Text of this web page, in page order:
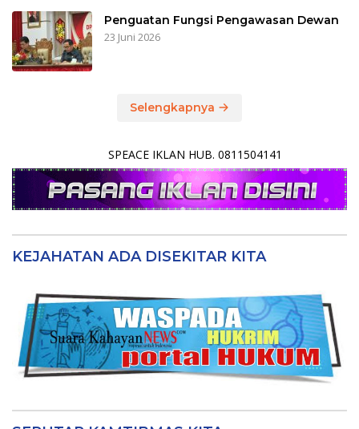
Penguatan Fungsi Pengawasan Dewan
23 Juni 2026
Selengkapnya
SPEACE IKLAN HUB. 0811504141
KEJAHATAN ADA DISEKITAR KITA